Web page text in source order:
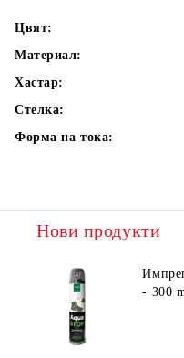
Цвят:
Материал:
Хастар:
Стелка:
Форма на тока:
Нови продукти
- 300